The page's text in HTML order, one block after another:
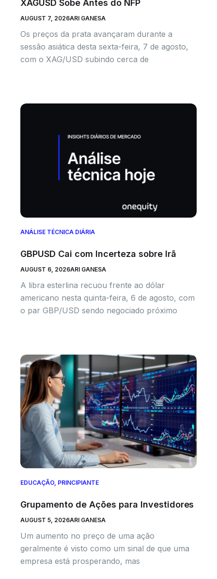
XAGUSD Sobe Antes do NFP
AUGUST 7, 2026ARI GANESA
Os preços da prata avançaram durante a
sessão asiática desta sexta-feira, 7 de agosto,
com o XAG/USD subindo cerca de
ANÁLISE TÉCNICA DIÁRIA
GBPUSD Cai com Incerteza sobre Irã
AUGUST 6, 2026ARI GANESA
A libra esterlina recuou frente ao dólar
americano nesta quinta-feira, 6 de agosto, com
o par GBP/USD sendo negociado próximo
EDUCAÇÃO, PRINCIPIANTE
Grupamento de Ações para Investidores
AUGUST 5, 2026ARI GANESA
Um aumento no preço de uma ação
geralmente é visto como um sinal de que uma
empresa está prosperando, mas